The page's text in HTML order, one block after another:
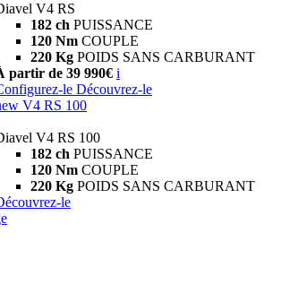
V4 RS
182 ch PUISSANCE
120 Nm COUPLE
220 Kg POIDS SANS CARBURANT
partir de 39 990€ i
le Découvrez-le
V4 RS 100
V4 RS 100
182 ch PUISSANCE
120 Nm COUPLE
220 Kg POIDS SANS CARBURANT
le